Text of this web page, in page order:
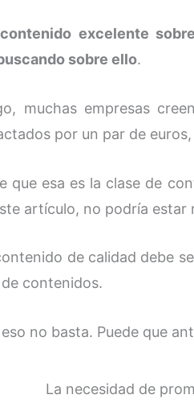
excelente
sobre ello.
muchas empresas
por un par de
que esa es la clase de
artículo, no podría estar
de calidad debe
contenidos.
no basta. Puede que
La necesidad de